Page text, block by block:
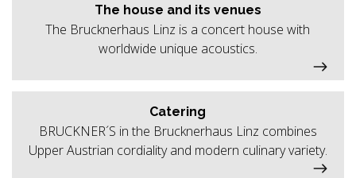
The house and its venues
The Brucknerhaus Linz is a concert house with
worldwide unique acoustics.
Catering
BRUCKNER´S in the Brucknerhaus Linz combines
Upper Austrian cordiality and modern culinary variety.